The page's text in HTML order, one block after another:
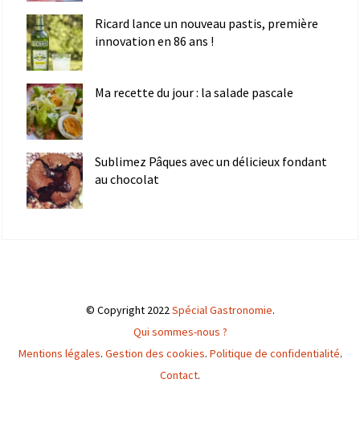
Ricard lance un nouveau pastis, première
innovation en 86 ans !
Ma recette du jour : la salade pascale
Sublimez Pâques avec un délicieux fondant
au chocolat
© Copyright 2022Spécial Gastronomie.
Qui sommes-nous ?
Mentions légales. Gestion des cookies. Politique de confidentialité.
Contact.